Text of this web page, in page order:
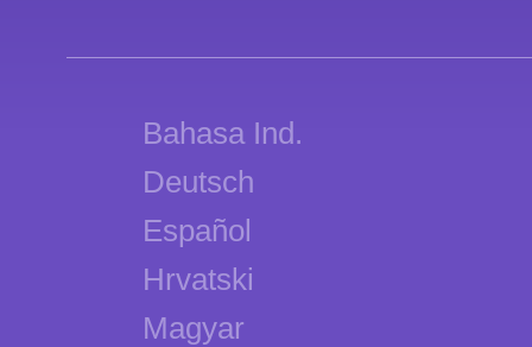
Bahasa Ind.
Deutsch
Español
Hrvatski
Magyar